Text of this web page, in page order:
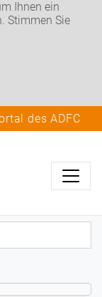
Ihnen ein
Stimmen Sie
des ADFC